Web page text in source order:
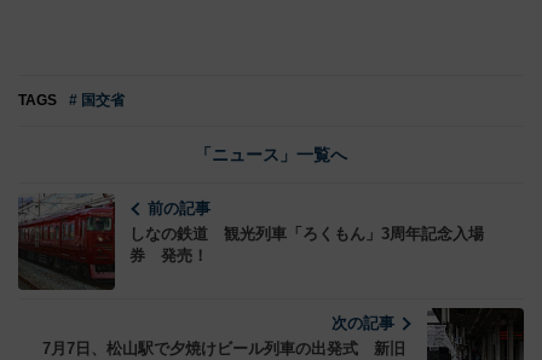
TAGS # 国交省
「ニュース」一覧へ
前の記事
しなの鉄道 観光列車「ろくもん」3周年記念入場
券 発売！
次の記事
7月7日、松山駅で夕焼けビール列車の出発式 新旧